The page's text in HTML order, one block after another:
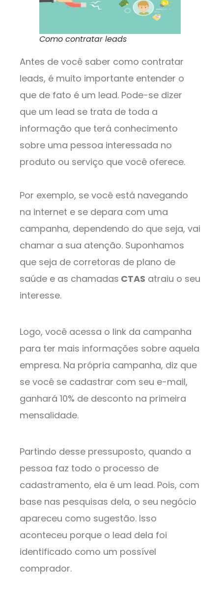
Como contratar leads
Antes de você saber como contratar
leads, é muito importante entender o
que de fato é um lead. Pode-se dizer
que um lead se trata de toda a
informação que terá conhecimento
sobre uma pessoa interessada no
produto ou serviço que você oferece.
Por exemplo, se você está navegando
na internet e se depara com uma
campanha, dependendo do que seja, vai
chamar a sua atenção. Suponhamos
que seja de corretoras de plano de
saúde e as chamadas CTAS atraiu o seu
interesse.
Logo, você acessa o link da campanha
para ter mais informações sobre aquela
empresa. Na própria campanha, diz que
se você se cadastrar com seu e-mail,
ganhará 10% de desconto na primeira
mensalidade.
Partindo desse pressuposto, quando a
pessoa faz todo o processo de
cadastramento, ela é um lead. Pois, com
base nas pesquisas dela, o seu negócio
apareceu como sugestão. Isso
aconteceu porque o lead dela foi
identificado como um possível
comprador.